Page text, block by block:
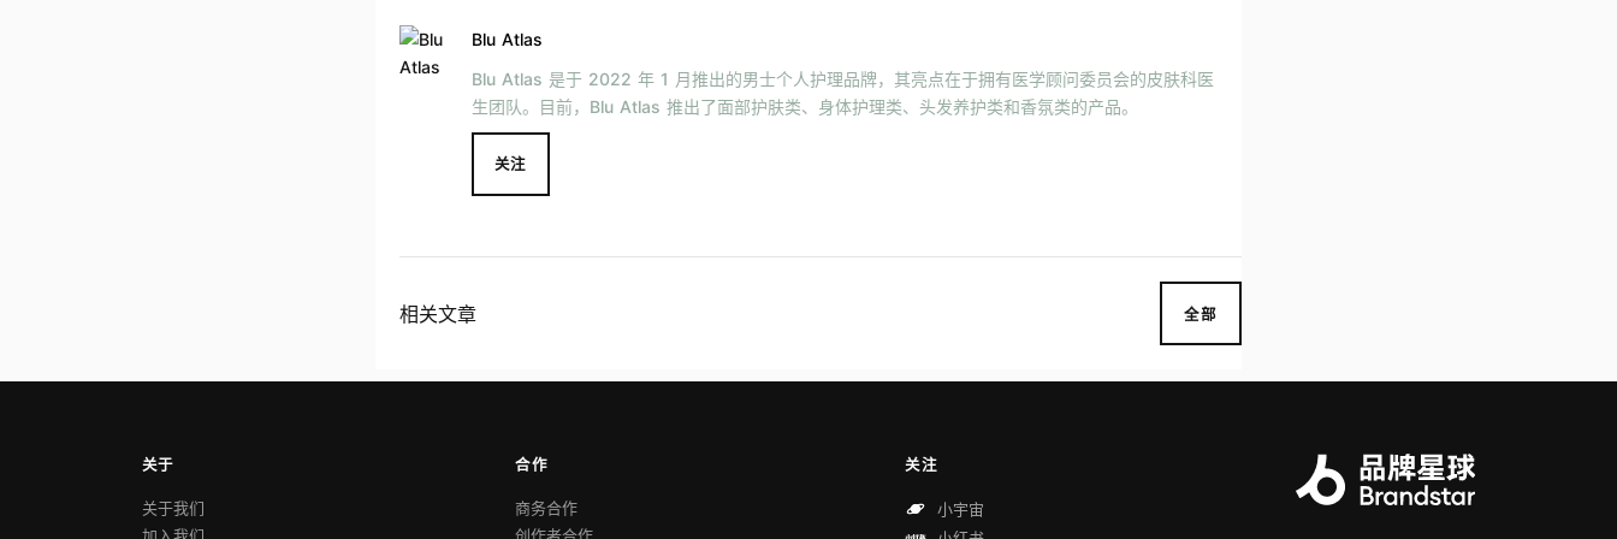
Blu Atlas
Blu Atlas 是于 2022 年 1 月推出的男士个人护理品牌，其亮点在于拥有医学顾问委员会的皮肤科医
生团队。目前，Blu Atlas 推出了面部护肤类、身体护理类、头发养护类和香氛类的产品。
关注
相关文章 全部
关于
关于我们
合作
商务合作
关注
小宇宙